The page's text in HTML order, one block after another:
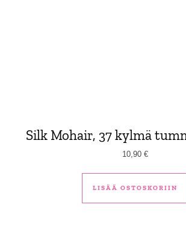
Silk Mohair, 37 kylmä
10,90 €
LISÄÄ OSTOSKORIIN